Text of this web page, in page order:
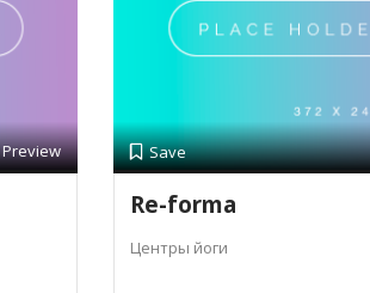
Preview Save
Re-forma
Центры йоги